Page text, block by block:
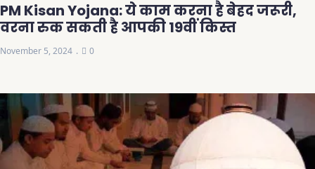
PM Kisan Yojana: ये काम करना है बेहद जरूरी,
वरना रुक सकती है आपकी 19वीं किस्त
November 5, 2024 0